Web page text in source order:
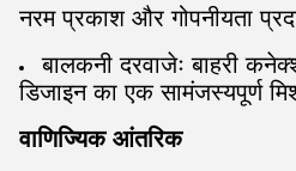
नरम प्रकाश और गोपनीयता
बालकनी दरवाजेः बाहरी
डिजाइन का एक सामंजस्यपूर्ण
वाणिज्यिक आंतरिक